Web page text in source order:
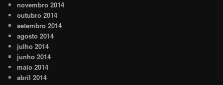
novembro 2014
outubro 2014
setembro 2014
agosto 2014
julho 2014
junho 2014
maio 2014
abril 2014